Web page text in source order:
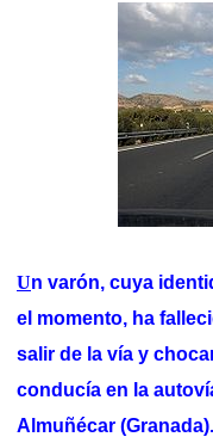
Un varón, cuya
el momento, ha
salir de la vía y
conducía en la
Almuñécar (Granada).